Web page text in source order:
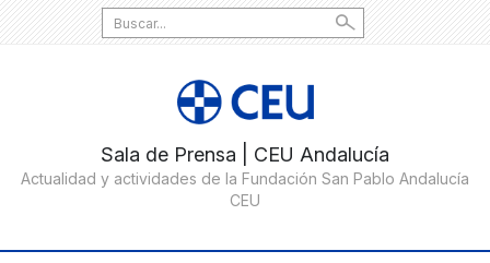
Search
for: